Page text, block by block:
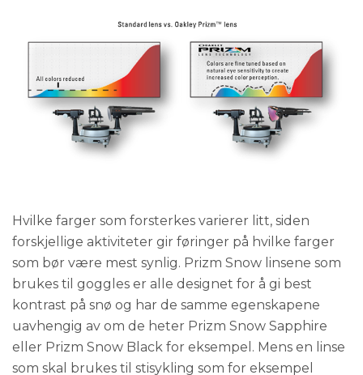
Hvilke farger som forsterkes varierer litt, siden
forskjellige aktiviteter gir føringer på hvilke farger
som bør være mest synlig. Prizm Snow linsene som
brukes til goggles er alle designet for å gi best
kontrast på snø og har de samme egenskapene
uavhengig av om de heter Prizm Snow Sapphire
eller Prizm Snow Black for eksempel. Mens en linse
som skal brukes til stisykling som for eksempel